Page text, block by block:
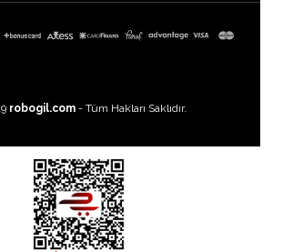
robogil.com - Tüm Hakları Saklıdır.